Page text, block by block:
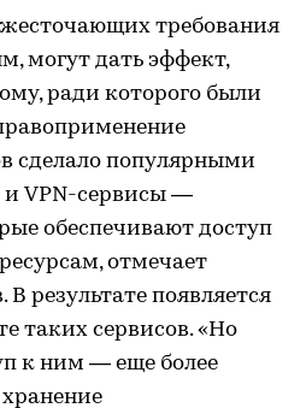
требования
могут дать эффект,
ради которого были
сделало популярными
VPN-сервисы —
обеспечивают доступ
отмечает
результате появляется
таких сервисов. «Но
к ним — еще более